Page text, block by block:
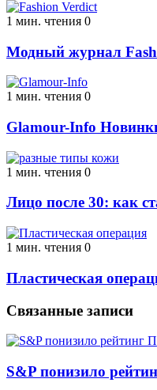
1 мин. чтения 0
Модный журнал
1 мин. чтения 0
Glamour-Info
1 мин. чтения 0
Лицо после 30: как
1 мин. чтения 0
Пластическая
Связанные записи
S&P понизило